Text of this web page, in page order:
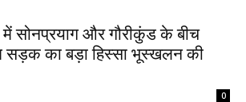
में सोनप्रयाग और गौरीकुंड के बीच
सड़क का बड़ा हिस्सा भूस्खलन की
0